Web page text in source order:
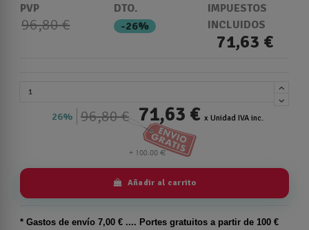
PVP
96,80 €
DTO.
-26%
IMPUESTOS
INCLUIDOS
71,63 €
26% 96,80 € 71,63 € x Unidad IVA inc.
Añadir al carrito
* Gastos de envío 7,00 € .... Portes gratuitos a partir de 100 €